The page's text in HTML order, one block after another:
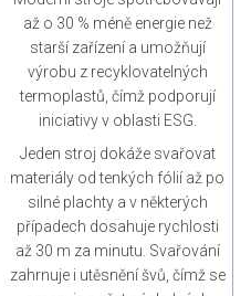
až o 30 % méně energie než
starší zařízení a umožňují
výrobu z recyklovatelných
termoplastů, čímž podporují
iniciativy v oblasti ESG.
Jeden stroj dokáže svařovat
materiály od tenkých fólií až po
silné plachty a v některých
případech dosahuje rychlosti
až 30 m za minutu. Svařování
zahrnuje i utěsnění švů, čímž se